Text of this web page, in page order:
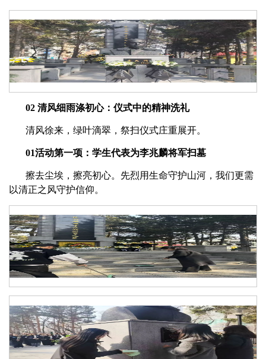
02 清风细雨涤初心：仪式中的精神洗礼
清风徐来，绿叶滴翠，祭扫仪式庄重展开。
01活动第一项：学生代表为李兆麟将军扫墓
擦去尘埃，擦亮初心。先烈用生命守护山河，我们更需
以清正之风守护信仰。